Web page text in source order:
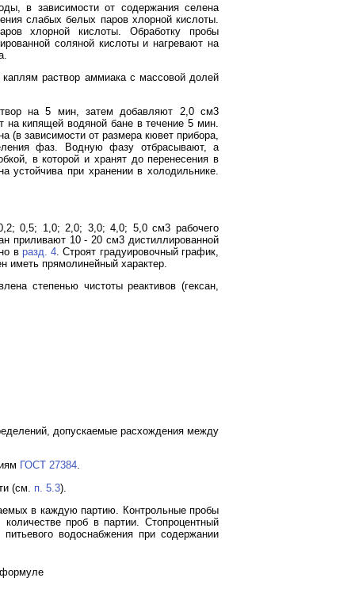
в зависимости от содержания селена
слабых белых паров хлорной кислоты.
хлорной кислоты. Обработку пробы
соляной кислоты и нагревают на
раствор аммиака с массовой долей
на 5 мин, затем добавляют 2,0 см3
на кипящей водяной бане в течение 5 мин.
(в зависимости от размера кювет прибора,
фаз. Водную фазу отбрасывают, а
в которой и хранят до перенесения в
устойчива при хранении в холодильнике.
0,5; 1,0; 2,0; 3,0; 4,0; 5,0 см3 рабочего
приливают 10 - 20 см3 дистиллированной
в разд. 4. Строят градуировочный график,
иметь прямолинейный характер.
степенью чистоты реактивов (гексан,
допускаемые расхождения между
ГОСТ 27384.
(см. п. 5.3).
в каждую партию. Контрольные пробы
проб в партии. Стопроцентный
водоснабжения при содержании